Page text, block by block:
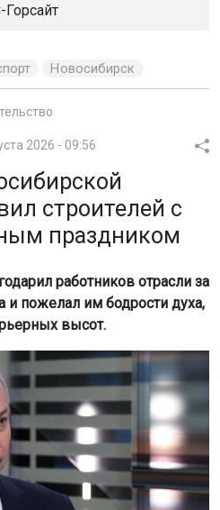
Новосибирск
2026 - 09:56
строителей с
праздником
работников отрасли за
и пожелал им бодрости духа,
высот.